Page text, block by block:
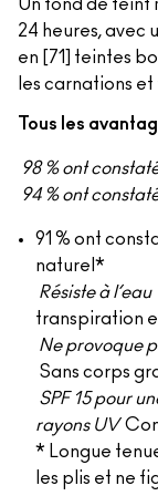
Un fond de teint
24 heures, avec
en [71] teintes
les carnations
Tous les
98 % ont
94 % ont
91 % ont
naturel*
Résiste à l’eau
transpiration
Ne provoque
Sans corps
SPF 15 pour
rayons UV
* Longue
les plis et ne